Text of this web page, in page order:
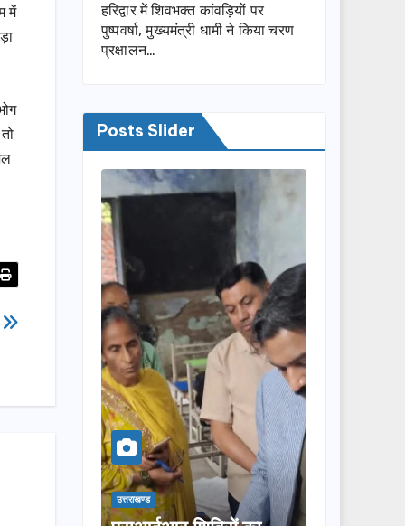
में
हरिद्वार में शिवभक्त कांवड़ियों पर
पुष्पवर्षा, मुख्यमंत्री धामी ने किया चरण
प्रक्षालन…
Posts Slider
उत्तराखण्ड